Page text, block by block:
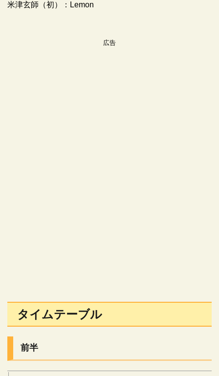
米津玄師（初）：Lemon
広告
タイムテーブル
前半